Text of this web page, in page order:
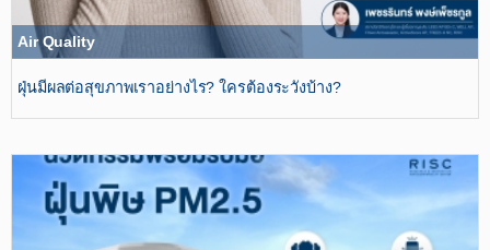
Air Quality
ฝุ่นมีผลต่อสุขภาพเราอย่างไร? ใครต้องระวังบ้าง?